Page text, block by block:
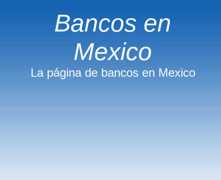
Bancos en
Mexico
La página de bancos en Mexico